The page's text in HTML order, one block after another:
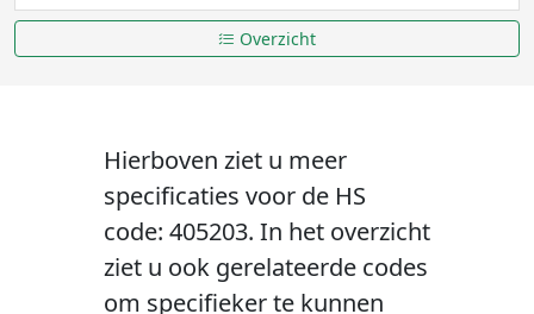
Overzicht
Hierboven ziet u meer
specificaties voor de HS
code: 405203. In het overzicht
ziet u ook gerelateerde codes
om specifieker te kunnen